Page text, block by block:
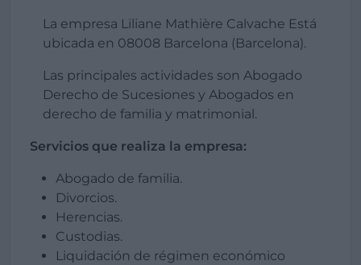
La empresa Liliane Mathière Calvache Está
ubicada en 08008 Barcelona (Barcelona).
Las principales actividades son Abogado
Derecho de Sucesiones y Abogados en
derecho de familia y matrimonial.
Servicios que realiza la empresa:
Abogado de familia.
Divorcios.
Herencias.
Custodias.
Liquidación de régimen económico